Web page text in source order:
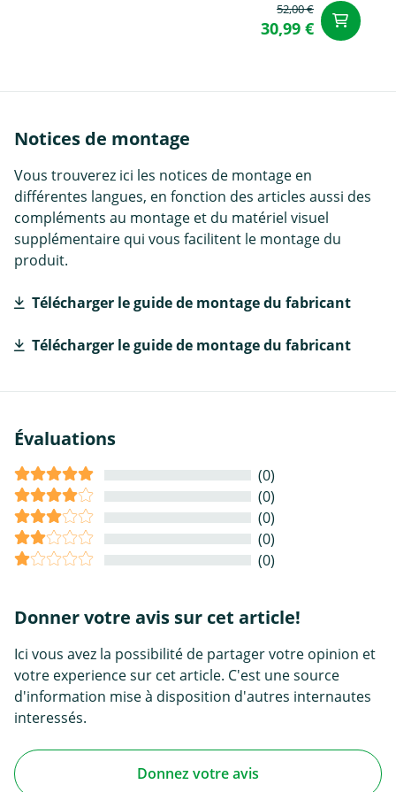
52,00 €
30,99 €
Notices de montage
Vous trouverez ici les notices de montage en
différentes langues, en fonction des articles aussi des
compléments au montage et du matériel visuel
supplémentaire qui vous facilitent le montage du
produit.
Télécharger le guide de montage du fabricant
Télécharger le guide de montage du fabricant
Évaluations
(0)
(0)
(0)
(0)
(0)
Donner votre avis sur cet article!
Ici vous avez la possibilité de partager votre opinion et
votre experience sur cet article. C'est une source
d'information mise à disposition d'autres internautes
interessés.
Donnez votre avis